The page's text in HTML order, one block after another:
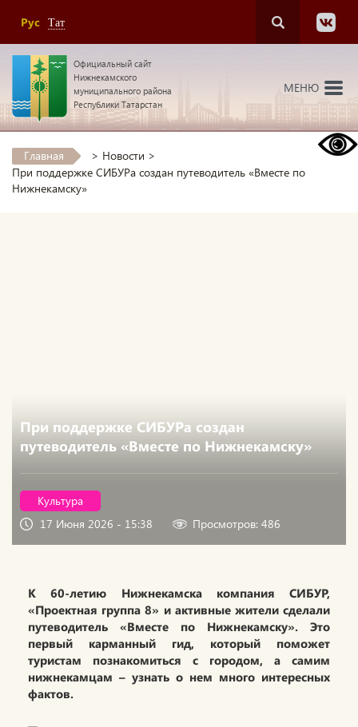
Рус Тат
Официальный сайт
Нижнекамского
муниципального района
Республики Татарстан
МЕНЮ
Главная > Новости >
При поддержке СИБУРа создан путеводитель «Вместе по
Нижнекамску»
При поддержке СИБУРа создан
путеводитель «Вместе по Нижнекамску»
Культура
17 Июня 2026 - 15:38
Просмотров: 486
К 60-летию Нижнекамска компания СИБУР,
«Проектная группа 8» и активные жители сделали
путеводитель «Вместе по Нижнекамску». Это
первый карманный гид, который поможет
туристам познакомиться с городом, а самим
нижнекамцам – узнать о нем много интересных
фактов.